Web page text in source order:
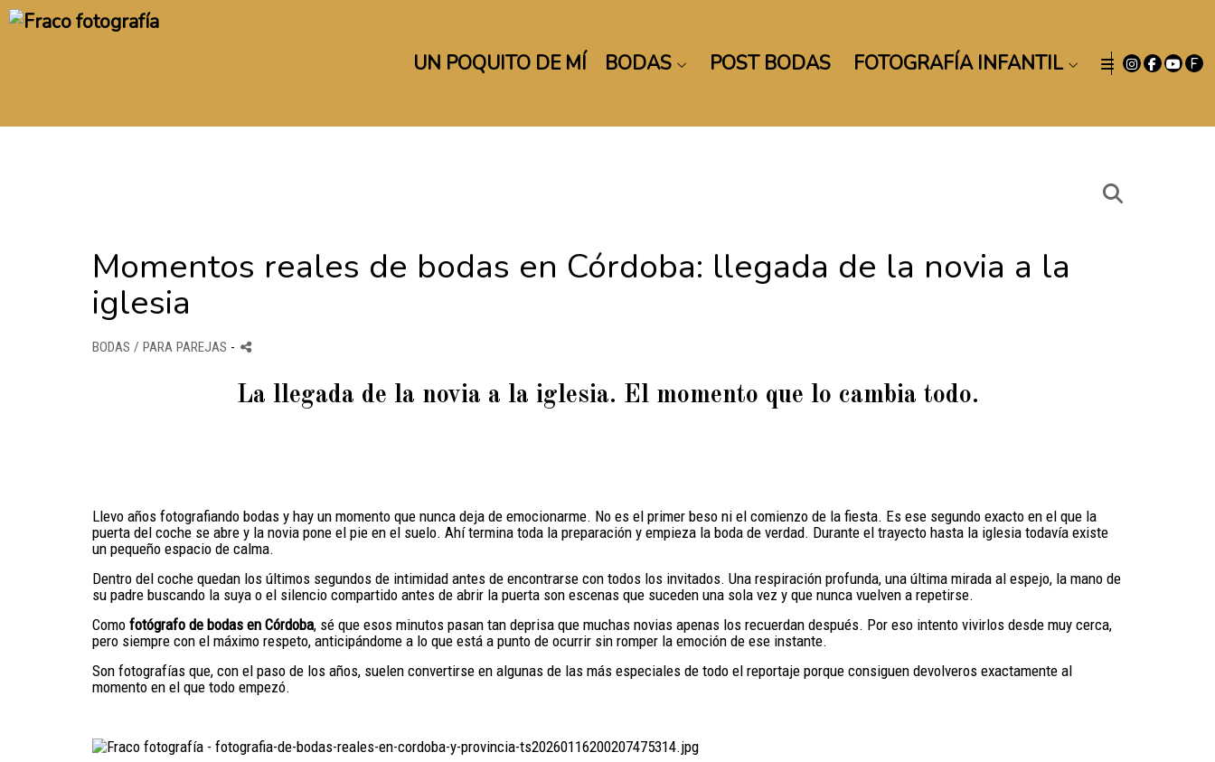
UN POQUITO DE MÍ BODAS POST BODAS FOTOGRAFÍA INFANTIL
Momentos reales de bodas en Córdoba: llegada de la novia a la
iglesia
BODAS / PARA PAREJAS -
La llegada de la novia a la iglesia. El momento que lo cambia todo.
Llevo años fotografiando bodas y hay un momento que nunca deja de emocionarme. No es el primer beso ni el comienzo de la fiesta. Es ese segundo exacto en el que la
puerta del coche se abre y la novia pone el pie en el suelo. Ahí termina toda la preparación y empieza la boda de verdad. Durante el trayecto hasta la iglesia todavía existe
un pequeño espacio de calma.
Dentro del coche quedan los últimos segundos de intimidad antes de encontrarse con todos los invitados. Una respiración profunda, una última mirada al espejo, la mano de
su padre buscando la suya o el silencio compartido antes de abrir la puerta son escenas que suceden una sola vez y que nunca vuelven a repetirse.
Como fotógrafo de bodas en Córdoba, sé que esos minutos pasan tan deprisa que muchas novias apenas los recuerdan después. Por eso intento vivirlos desde muy cerca,
pero siempre con el máximo respeto, anticipándome a lo que está a punto de ocurrir sin romper la emoción de ese instante.
Son fotografías que, con el paso de los años, suelen convertirse en algunas de las más especiales de todo el reportaje porque consiguen devolveros exactamente al
momento en el que todo empezó.